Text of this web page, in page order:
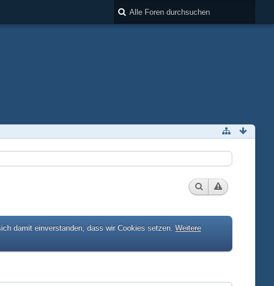
damit einverstanden, dass wir Cookies setzen. Weitere